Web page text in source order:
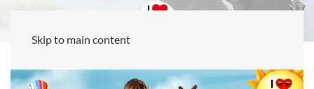
Skip to main content